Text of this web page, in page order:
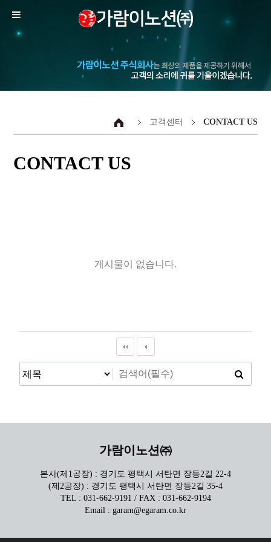
고객센터 CONTACT US
CONTACT US
게시물이 없습니다.
가람이노션㈜
본사(제1공장) : 경기도 평택시 서탄면 장등2길 22-4
(제2공장) : 경기도 평택시 서탄면 장등2길 35-4
TEL : 031-662-9191 / FAX : 031-662-9194
Email : garam@egaram.co.kr